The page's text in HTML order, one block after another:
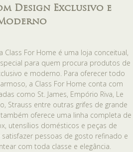
Design Exclusivo e
Class For Home é uma loja conceitual,
para quem procura produtos de
e moderno. Para oferecer todo
a Class For Home conta com
como St. James, Empório Riva, Le
Strauss entre outras grifes de grande
oferece uma linha completa de
utensílios domésticos e peças de
pessoas de gosto refinado e
com toda classe e elegância.